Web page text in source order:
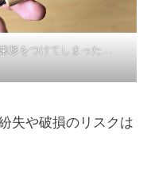
形をつけてしまった…
失や破損のリスクは